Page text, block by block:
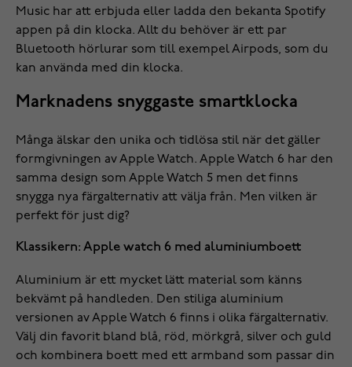
Music har att erbjuda eller ladda den bekanta Spotify
appen på din klocka. Allt du behöver är ett par
Bluetooth hörlurar som till exempel Airpods, som du
kan använda med din klocka.
Marknadens snyggaste smartklocka
Många älskar den unika och tidlösa stil när det gäller
formgivningen av Apple Watch. Apple Watch 6 har den
samma design som Apple Watch 5 men det finns
snygga nya färgalternativ att välja från. Men vilken är
perfekt för just dig?
Klassikern: Apple watch 6 med aluminiumboett
Aluminium är ett mycket lätt material som känns
bekvämt på handleden. Den stiliga aluminium
versionen av Apple Watch 6 finns i olika färgalternativ.
Välj din favorit bland blå, röd, mörkgrå, silver och guld
och kombinera boett med ett armband som passar din